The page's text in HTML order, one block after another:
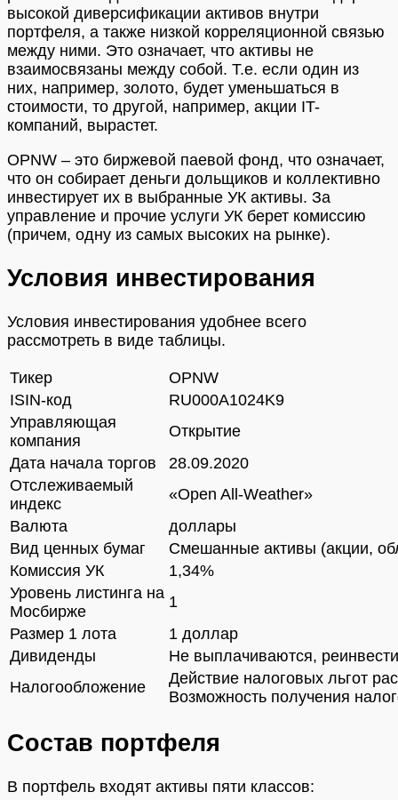
высокой диверсификации активов внутри
портфеля, а также низкой корреляционной связью
между ними. Это означает, что активы не
взаимосвязаны между собой. Т.е. если один из
них, например, золото, будет уменьшаться в
стоимости, то другой, например, акции IT-
компаний, вырастет.
OPNW – это биржевой паевой фонд, что означает,
что он собирает деньги дольщиков и коллективно
инвестирует их в выбранные УК активы. За
управление и прочие услуги УК берет комиссию
(причем, одну из самых высоких на рынке).
Условия инвестирования
Условия инвестирования удобнее всего
рассмотреть в виде таблицы.
Тикер
OPNW
ISIN-код
RU000A1024K9
Управляющая
компания
Открытие
Дата начала торгов
28.09.2020
Отслеживаемый
индекс
«Open All-Weather»
Валюта
доллары
Вид ценных бумаг
Смешанные активы (акции,
Комиссия УК
1,34%
Уровень листинга на
Мосбирже
1
Размер 1 лота
1 доллар
Дивиденды
Не выплачиваются,
Налогообложение
Действие налоговых льгот
Возможность получения
Состав портфеля
В портфель входят активы пяти классов: